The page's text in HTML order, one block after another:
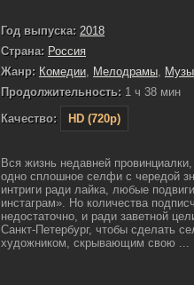
Год выпуска: 2018
Страна: Россия
Жанр: Комедии Мелодрамы
Продолжительность: 1 ч 38 мин
Качество:
HD (720p)
Вся жизнь недавней
одно сплошное селфи с чередой
интриги ради лайка, любые
инстаграм». Но количества
недостаточно, и ради заветной
Санкт-Петербург, чтобы сделать
художником, скрывающим свою ...